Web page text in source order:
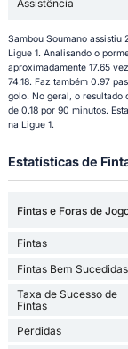
Assistência
Sambou Soumano assistiu
Ligue 1. Analisando o
aproximadamente 17.65
74.18. Faz também 0.97
golo. No geral, o resultado
de 0.18 por 90 minutos.
na Ligue 1.
Estatísticas de
Fintas e Foras de
Fintas
Fintas Bem Sucedidas
Taxa de Sucesso de
Fintas
Perdidas